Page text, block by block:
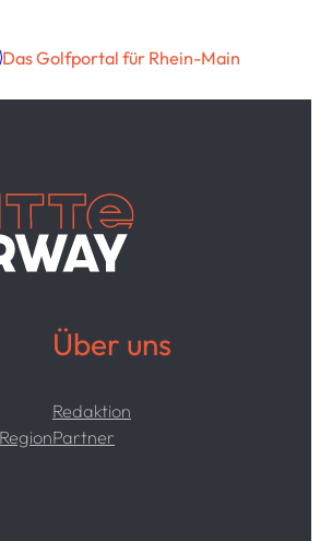
Das Golfportal für Rhein-Main
Über uns
Redaktion
Partner